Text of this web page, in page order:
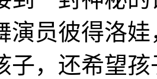
演员彼得洛
子，还希望